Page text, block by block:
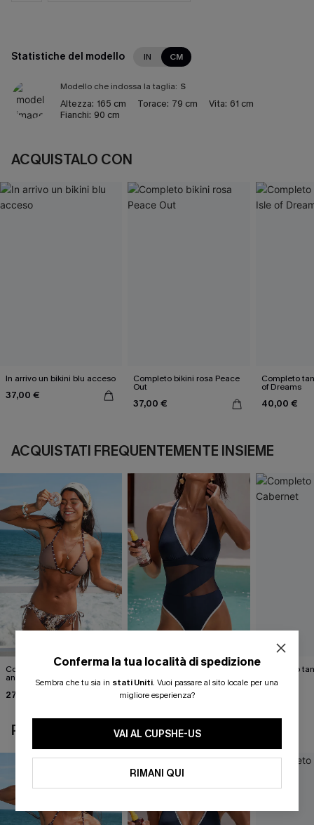
Statistiche del modello IN CM
Modello che indossa la taglia: S
Altezza: 165 cm Torace: 79 cm Vita: 61 cm
Fianchi: 90 cm
ACQUISTALO CON
In arrivo un bikini blu acceso
37,00 €
Completo bikini rosa Peace
Out
37,00 €
Completo
of Dreams
40,00 €
ACQUISTATI FREQUENTEMENTE INSIEME
Completo bikini con stampa
animalier molto
accattivante
27,00 €
Costume intero blu Strike a
Pose
40,00 €
Completo
POTREBBE INTERESSARTI ANCHE
Conferma la tua località di spedizione
Sembra che tu sia in stati Uniti. Vuoi passare al sito locale per una
migliore esperienza?
VAI AL CUPSHE-US
RIMANI QUI